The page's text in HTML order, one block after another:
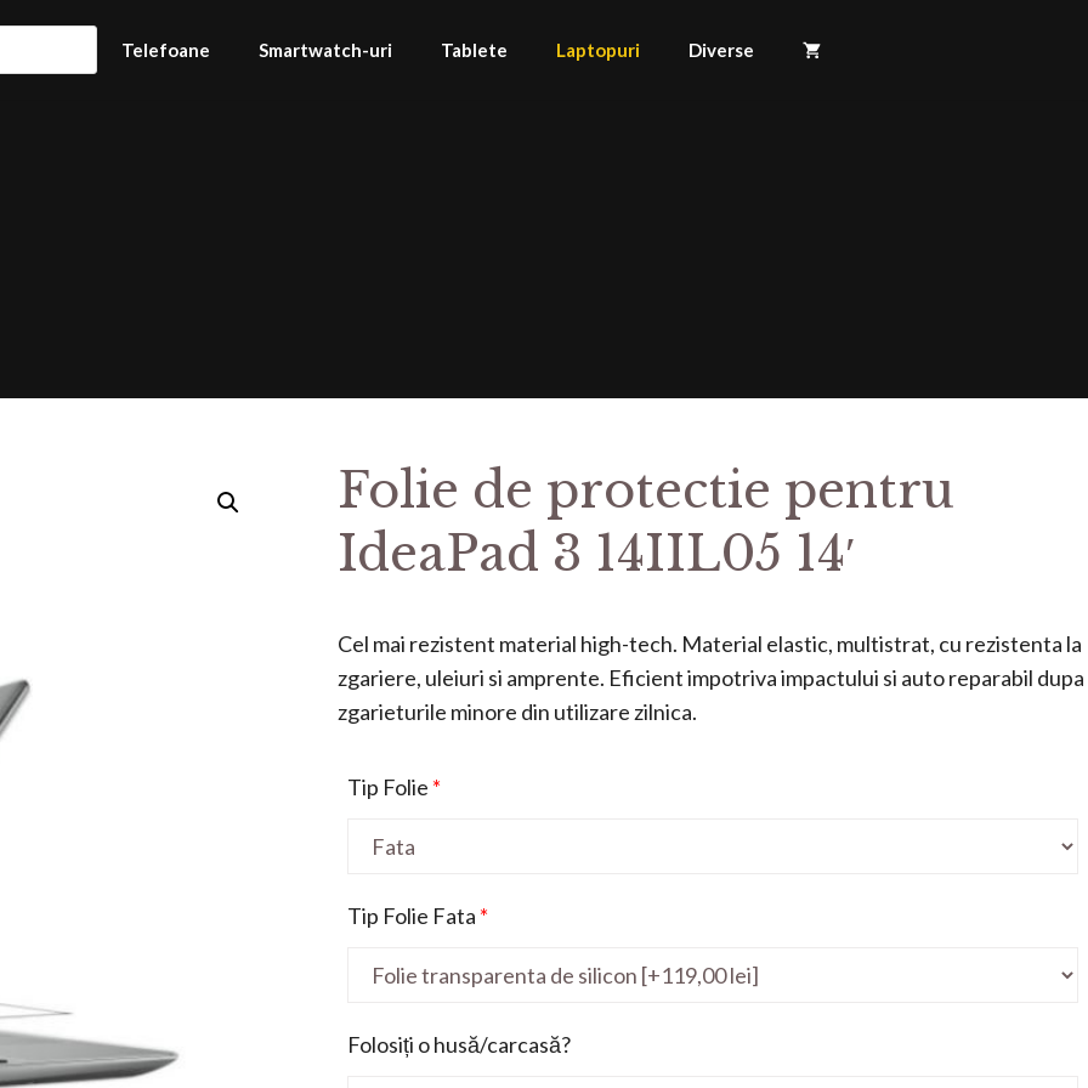
Telefoane Smartwatch-uri Tablete Laptopuri Diverse
Folie de protectie pentru
IdeaPad 3 14IIL05 14′
Cel mai rezistent material high-tech. Material elastic, multistrat, cu rezistenta la
zgariere, uleiuri si amprente. Eficient impotriva impactului si auto reparabil dupa
zgarieturile minore din utilizare zilnica.
Tip Folie *
Tip Folie Fata *
Folosiți o husă/carcasă?